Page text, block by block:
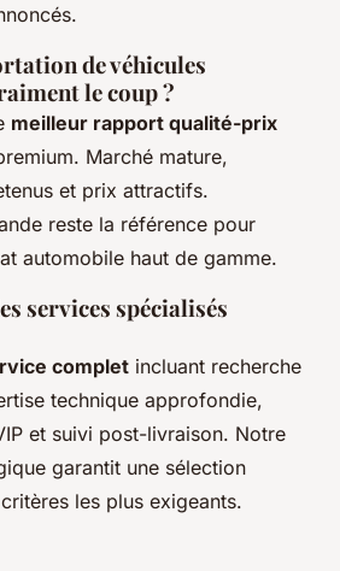
de véhicules
le coup ?
meilleur rapport qualité-prix
Marché mature,
et prix attractifs.
reste la référence pour
automobile haut de gamme.
services spécialisés
complet incluant recherche
technique approfondie,
et suivi post-livraison. Notre
garantit une sélection
les plus exigeants.